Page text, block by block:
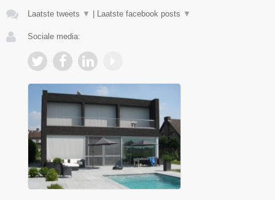
Laatste tweets ▼ Laatste facebook posts ▼
Sociale media: